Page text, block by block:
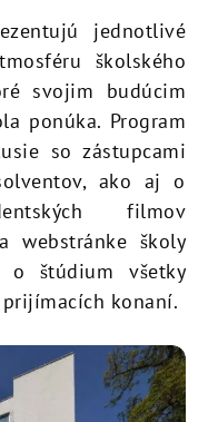
jednotlivé
školského
svojim budúcim
ponúka. Program
so zástupcami
ako aj o
filmov
webstránke školy
o štúdium všetky
konaní.